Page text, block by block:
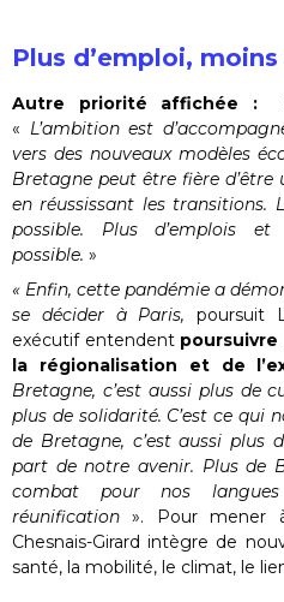
Plus d’emploi,
Autre priorité affichée :
« L’ambition est
vers des nouveaux modèles
Bretagne peut être fière
en réussissant les transitions.
possible. Plus d’emplois
possible. »
« Enfin, cette pandémie a
se décider à Paris, poursuit
exécutif entendent
la régionalisation et de
Bretagne, c’est aussi plus de
plus de solidarité. C’est ce qui
de Bretagne, c’est aussi
part de notre avenir. Plus de
combat pour nos
réunification ». Pour mener
Chesnais-Girard intègre de
santé, la mobilité, le climat, le